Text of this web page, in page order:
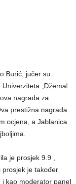
Burić, jučer su
„Džemal
nagrada za
prestižna nagrada
ocjena, a Jablanica
je prosjek 9.9 ,
prosjek je također
kao moderator panel